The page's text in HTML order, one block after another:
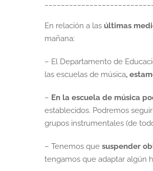
En relación a las últimas
mañana:
– El Departamento de
las escuelas de música,
– En la escuela de música
establecidos. Podremos
grupos instrumentales (de
– Tenemos que suspender
tengamos que adaptar algún